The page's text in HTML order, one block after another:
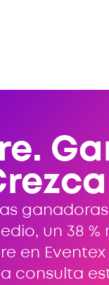
un 38 %
en
consulta